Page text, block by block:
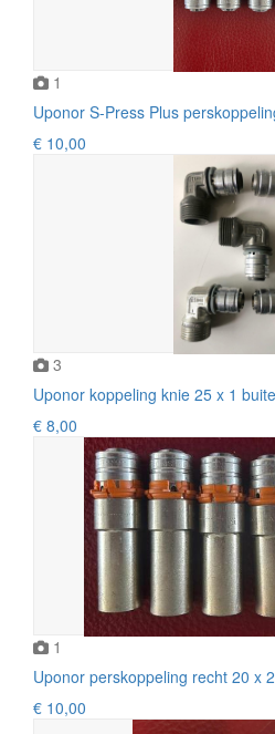
1
Uponor S-Press Plus
€ 10,00
3
Uponor koppeling knie 25 x 1
€ 8,00
1
Uponor perskoppeling recht 20 x
€ 10,00